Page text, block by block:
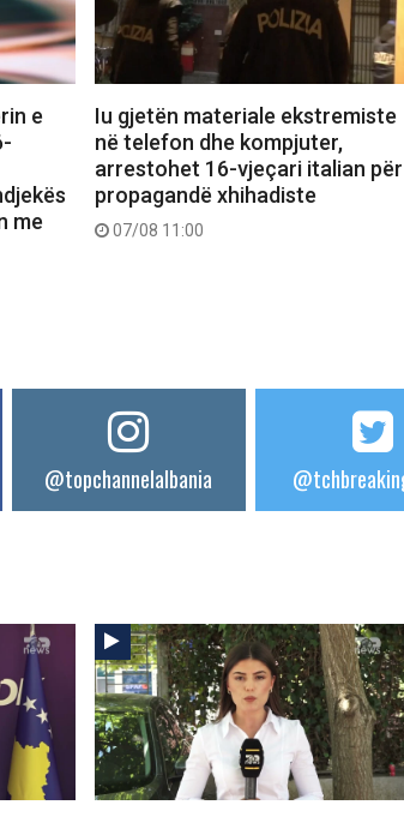
e
me
Iu gjetën materiale ekstremiste
në telefon dhe kompjuter,
arrestohet 16-vjeçari italian për
propagandë xhihadiste
07/08 11:00
@topchannelalbania